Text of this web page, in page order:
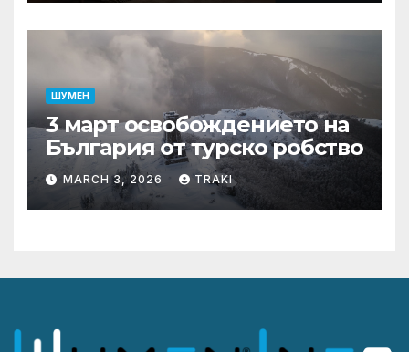
ШУМЕН
3 март освобождението на
България от турско робство
MARCH 3, 2026 TRAKI